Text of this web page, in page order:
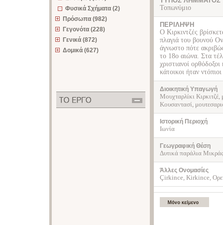
Φυσικά Σχήματα (2)
Πρόσωπα (982)
Γεγονότα (228)
Γενικά (872)
Δομικά (627)
Τοπωνύμιο
ΠΕΡΙΛΗΨΗ
Ο Κιρκιντζές
πλαγιά του βουνού
άγνωστο πότε
το 18ο αιώνα. Στα
χριστιανοί
κάτοικοι ήταν
Διοικητική Υπαγωγή
Μουχταρλίκι
Κουσαντασί,
Ιστορική Περιοχή
Ιωνία
Γεωγραφική Θέση
Δυτικά παράλια
Άλλες Ονομασίες
Çirkince, Kirkince,